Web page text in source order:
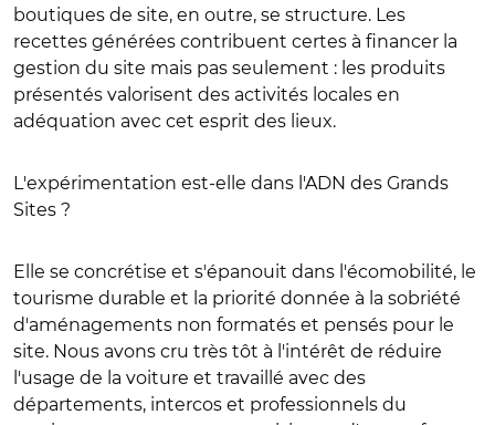
boutiques de site, en outre, se structure. Les
recettes générées contribuent certes à financer la
gestion du site mais pas seulement : les produits
présentés valorisent des activités locales en
adéquation avec cet esprit des lieux.
L'expérimentation est-elle dans l'ADN des Grands
Sites ?
Elle se concrétise et s'épanouit dans l'écomobilité, le
tourisme durable et la priorité donnée à la sobriété
d'aménagements non formatés et pensés pour le
site. Nous avons cru très tôt à l'intérêt de réduire
l'usage de la voiture et travaillé avec des
départements, intercos et professionnels du